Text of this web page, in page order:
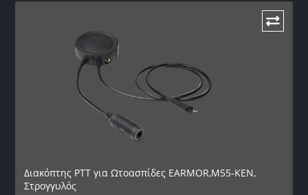
Διακόπτης PTT για Ωτοασπίδες EARMOR,M55-KEN,
Στρογγυλός